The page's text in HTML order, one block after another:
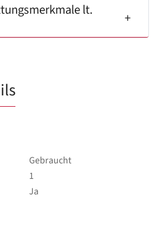
lt.
Gebraucht
1
Ja